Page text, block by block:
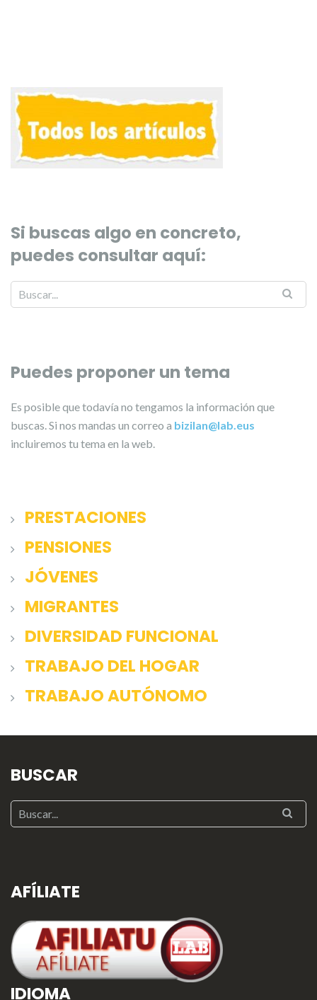
Si buscas algo en concreto,
puedes consultar aquí:
Puedes proponer un tema
Es posible que todavía no tengamos la información que
buscas. Si nos mandas un correo a bizilan@lab.eus
incluiremos tu tema en la web.
PRESTACIONES
PENSIONES
JÓVENES
MIGRANTES
DIVERSIDAD FUNCIONAL
TRABAJO DEL HOGAR
TRABAJO AUTÓNOMO
BUSCAR
AFÍLIATE
IDIOMA